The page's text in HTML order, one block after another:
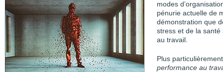
modes
pénurie actuelle de
démonstration que
stress et de la santé
au travail.
Plus
performance au